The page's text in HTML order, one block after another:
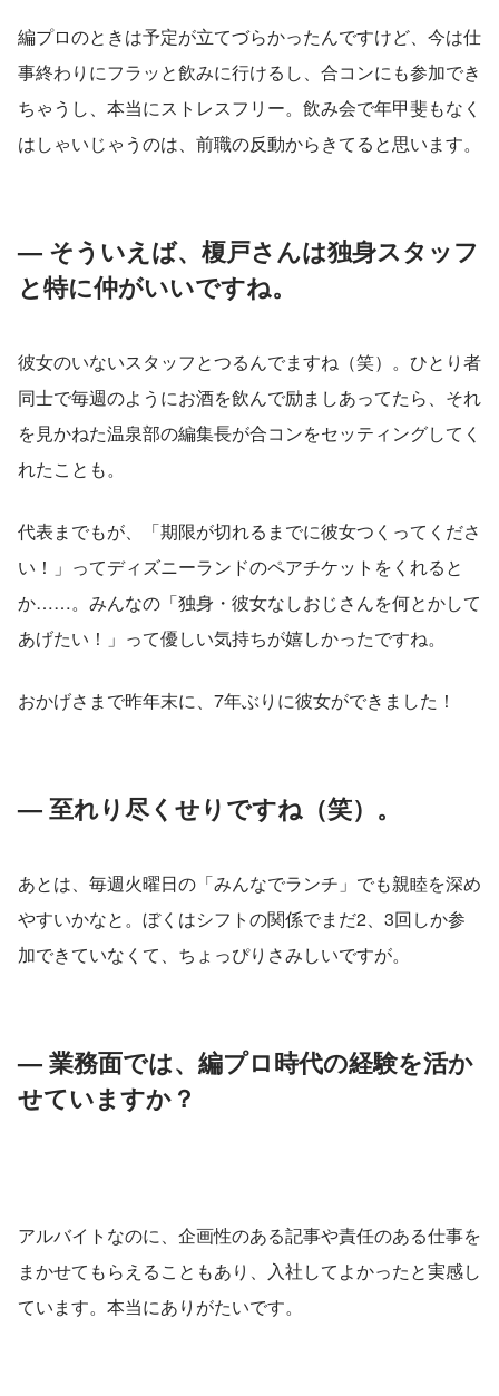
編プロのときは予定が立てづらかったんですけど、今は仕
事終わりにフラッと飲みに行けるし、合コンにも参加でき
ちゃうし、本当にストレスフリー。飲み会で年甲斐もなく
はしゃいじゃうのは、前職の反動からきてると思います。
— そういえば、榎戸さんは独身スタッフ
と特に仲がいいですね。
彼女のいないスタッフとつるんでますね（笑）。ひとり者
同士で毎週のようにお酒を飲んで励ましあってたら、それ
を見かねた温泉部の編集長が合コンをセッティングしてく
れたことも。
代表までもが、「期限が切れるまでに彼女つくってくださ
い！」ってディズニーランドのペアチケットをくれると
か……。みんなの「独身・彼女なしおじさんを何とかして
あげたい！」って優しい気持ちが嬉しかったですね。
おかげさまで昨年末に、7年ぶりに彼女ができました！
— 至れり尽くせりですね（笑）。
あとは、毎週火曜日の「みんなでランチ」でも親睦を深め
やすいかなと。ぼくはシフトの関係でまだ2、3回しか参
加できていなくて、ちょっぴりさみしいですが。
— 業務面では、編プロ時代の経験を活か
せていますか？
アルバイトなのに、企画性のある記事や責任のある仕事を
まかせてもらえることもあり、入社してよかったと実感し
ています。本当にありがたいです。